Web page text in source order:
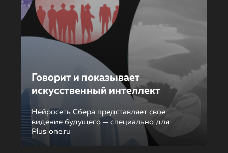
Говорит и показывает
искусственный интеллект
Нейросеть Сбера представляет свое
видение будущего — специально для
Plus‑one.ru